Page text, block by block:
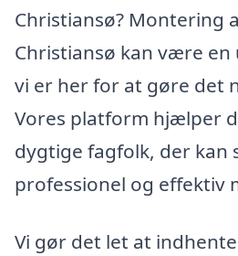
Christiansø? Montering
Christiansø kan være
vi er her for at gøre det
Vores platform hjælper
dygtige fagfolk, der kan
professionel og effektiv
Vi gør det let at